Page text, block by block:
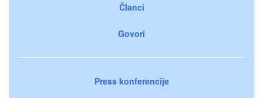
Članci
Govori
Press konferencije